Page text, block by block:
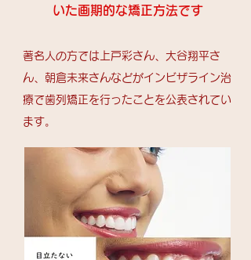
いた画期的な矯正方法です
​著名人の方では上戸彩さん、大谷翔平さ
ん、朝倉未来さんなどがインビザライン治
療で歯列矯正を行ったことを公表されてい
ます。